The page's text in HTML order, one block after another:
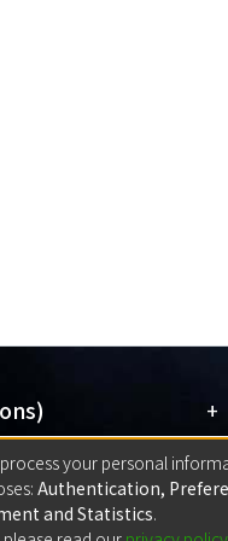
+
Guide)
Manual)
+
your personal
Authentication,
and Statistics.